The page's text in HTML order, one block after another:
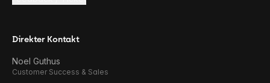
Direkter Kontakt
Noel Guthus
Customer Success & Sales